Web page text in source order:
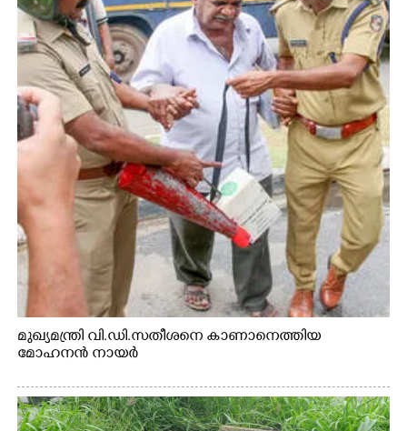
മുഖ്യമന്ത്രി വി.ഡി.സതീശനെ കാണാനെത്തിയ
മോഹനൻ നായർ
Copy Link